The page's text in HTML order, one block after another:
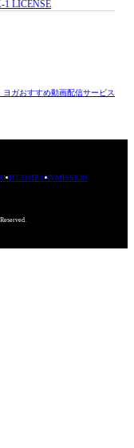
1 LICENSE
ヨガおすすめ動画配信サービス
COMPANYMISSION